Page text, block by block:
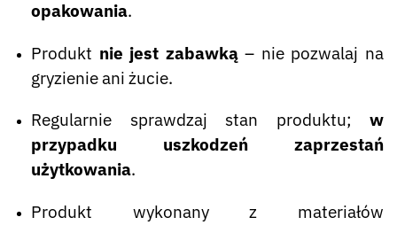
opakowania.
Produkt nie jest zabawką– nie pozwalaj na
gryzienie ani żucie.
Regularnie sprawdzaj stan produktu; w
przypadku uszkodzeń zaprzestań
użytkowania.
Produkt wykonany z materiałów